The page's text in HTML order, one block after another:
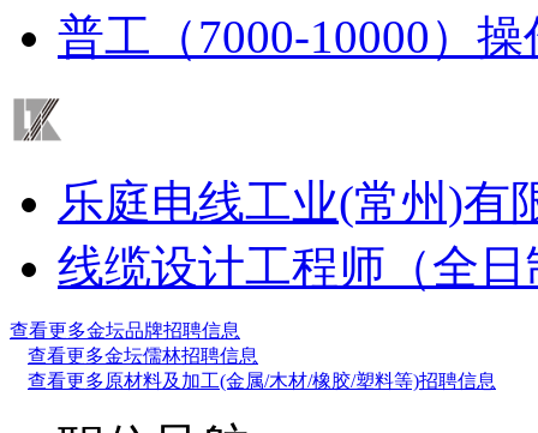
普工（7000-10000） 操
乐庭电线工业(常州)有
线缆设计工程师（全
查看更多金坛品牌招聘信息
查看更多金坛儒林招聘信息
查看更多原材料及加工(金属/木材/橡胶/塑料等)招聘信息